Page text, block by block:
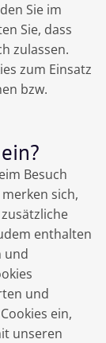
Sie im
Sie, dass
zulassen.
zum Einsatz
bzw.
Besuch
sich,
enthalten
und
und
ein,
unseren